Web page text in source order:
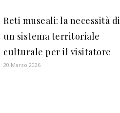
Reti museali: la necessità di
un sistema territoriale
culturale per il visitatore
20 Marzo 2026